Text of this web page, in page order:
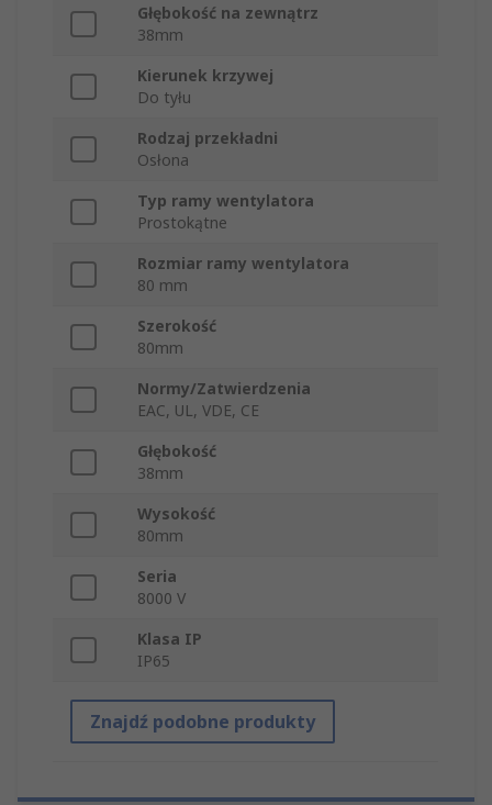
Głębokość na zewnątrz
38mm
Kierunek krzywej
Do tyłu
Rodzaj przekładni
Osłona
Typ ramy wentylatora
Prostokątne
Rozmiar ramy wentylatora
80 mm
Szerokość
80mm
Normy/Zatwierdzenia
EAC, UL, VDE, CE
Głębokość
38mm
Wysokość
80mm
Seria
8000 V
Klasa IP
IP65
Znajdź podobne produkty